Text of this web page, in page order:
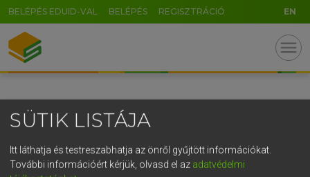
BELÉPÉS EDUID-VAL BELÉPÉS REGISZTRÁCIÓ EN
menu
SÜTIK LISTÁJA
Itt láthatja és testreszabhatja az önről gyűjtött információkat.
További információért kérjük, olvasd el az adatvédelmi
GR
5
g h k l
v b n m , . - AltGr